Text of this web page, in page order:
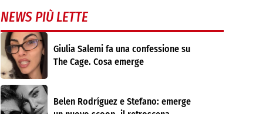
NEWS PIÙ LETTE
Giulia Salemi fa una confessione su
The Cage. Cosa emerge
Belen Rodríguez e Stefano: emerge